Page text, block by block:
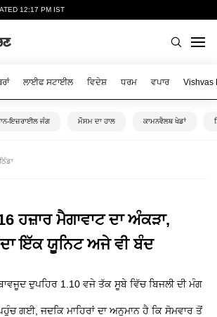
12:17 PM IST
ਲਾਈਫ ਸਟਾਈਲ ਵਿਦੇਸ਼ ਧਰਮ ਵਪਾਰ Vishvas
ਇਜ਼ਰਾਈਲ ਜੰਗ ਮੌਸਮ ਦਾ ਹਾਲ ਕਾਮਨਵੈਲਥ ਖੇਡਾਂ
ਹਜ਼ਾਰ ਮੈਗਾਵਾਟ ਦਾ ਅੰਕੜਾ,
ਇੱਕ ਯੂਨਿਟ ਅਜੇ ਵੀ ਬੰਦ
ਦੁਪਹਿਰ 1.10 ਵਜੇ ਤੱਕ ਸੂਬੇ ਵਿੱਚ ਬਿਜਲੀ ਦੀ ਮੰਗ
ਗਈ, ਜਦਕਿ ਮਾਹਿਰਾਂ ਦਾ ਅਨੁਮਾਨ ਹੈ ਕਿ ਸੋਮਵਾਰ ਤੋਂ